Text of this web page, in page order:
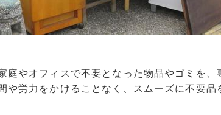
やオフィスで不要となった物品やゴミを、
や労力をかけることなく、スムーズに不要